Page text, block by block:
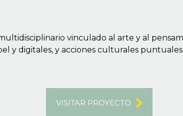
vinculado al arte y al
y digitales, y acciones culturales
VISITAR PROYECTO